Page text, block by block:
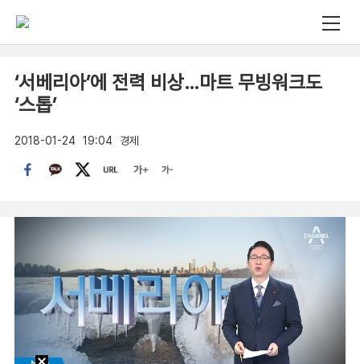
‘서베리아’에 전력 비상…마트 무빙워크도
‘스톱’
2018-01-24 19:04 경제